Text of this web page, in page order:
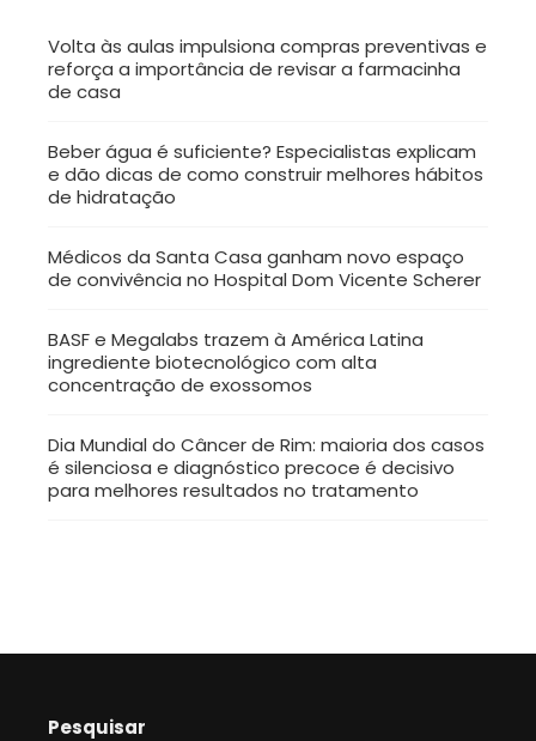
Volta às aulas impulsiona compras preventivas e
reforça a importância de revisar a farmacinha
de casa
Beber água é suficiente? Especialistas explicam
e dão dicas de como construir melhores hábitos
de hidratação
Médicos da Santa Casa ganham novo espaço
de convivência no Hospital Dom Vicente Scherer
BASF e Megalabs trazem à América Latina
ingrediente biotecnológico com alta
concentração de exossomos
Dia Mundial do Câncer de Rim: maioria dos casos
é silenciosa e diagnóstico precoce é decisivo
para melhores resultados no tratamento
Pesquisar